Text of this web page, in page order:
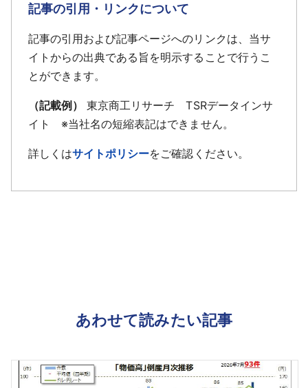
記事の引用・リンクについて
記事の引用および記事ページへのリンクは、当サ
イトからの出典である旨を明示することで行うこ
とができます。
（記載例）
東京商工リサーチ TSRデータインサ
イト ※当社名の短縮表記はできません。
詳しくはサイトポリシーをご確認ください。
あわせて読みたい記事